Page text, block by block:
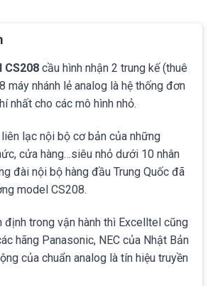
CS208 cầu hình nhận 2 trung kế (thuê
máy nhánh lẻ analog là hệ thống đơn
nhất cho các mô hình nhỏ.
lạc nội bộ cơ bản của những
cửa hàng…siêu nhỏ dưới 10 nhân
đài nội bộ hàng đầu Trung Quốc đã
model CS208.
định trong vận hành thì Excelltel cũng
hãng Panasonic, NEC của Nhật Bản
của chuẩn analog là tín hiệu truyền